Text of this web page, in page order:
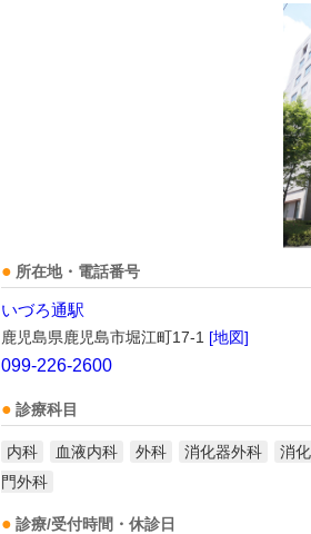
所在地・電話番号
いづろ通駅
鹿児島県鹿児島市堀江町17-1 [地図]
099-226-2600
診療科目
内科 血液内科 外科 消化器外科 消
門外科
診療/受付時間・休診日